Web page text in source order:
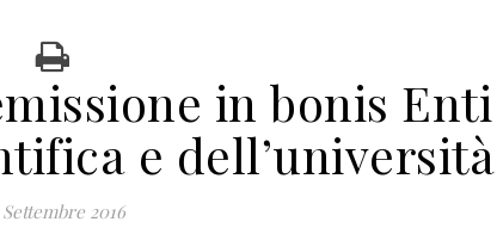
in bonis Enti
e dell’università
Settembre 2016